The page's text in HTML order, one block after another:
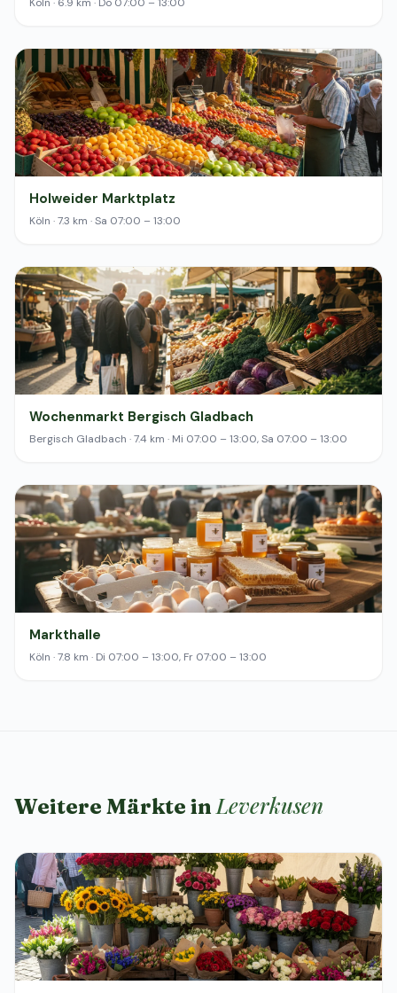
Holweider Marktplatz
Köln · 7.3 km · Sa 07:00 – 13:00
Wochenmarkt Bergisch Gladbach
Bergisch Gladbach · 7.4 km · Mi 07:00 – 13:00, Sa 07:00 – 13:00
Markthalle
Köln · 7.8 km · Di 07:00 – 13:00, Fr 07:00 – 13:00
Weitere Märkte inLeverkusen